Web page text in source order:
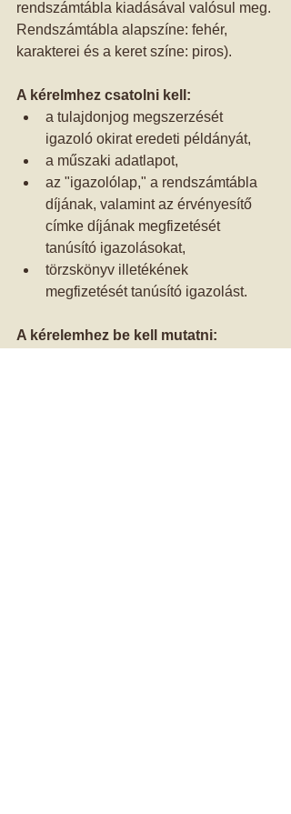
rendszámtábla kiadásával valósul meg.
Rendszámtábla alapszíne: fehér,
karakterei és a keret színe: piros).
A kérelmhez csatolni kell:
a tulajdonjog megszerzését
igazoló okirat eredeti példányát,
a műszaki adatlapot,
az "igazolólap," a rendszámtábla
díjának, valamint az érvényesítő
címke díjának megfizetését
tanúsító igazolásokat,
törzskönyv illetékének
megfizetését tanúsító igazolást.
A kérelemhez be kell mutatni: